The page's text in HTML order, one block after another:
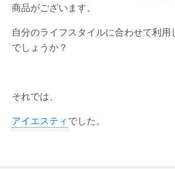
商品がございます。
自分のライフスタイルに合わせて利
でしょうか？
それでは、
アイエスティでした。